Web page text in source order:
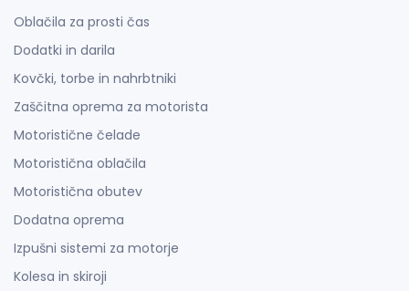
Oblačila za prosti čas
Dodatki in darila
Kovčki, torbe in nahrbtniki
Zaščitna oprema za motorista
Motoristične čelade
Motoristična oblačila
Motoristična obutev
Dodatna oprema
Izpušni sistemi za motorje
Kolesa in skiroji